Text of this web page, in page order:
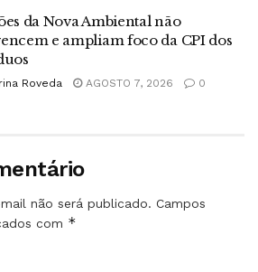
da Nova Ambiental não
e ampliam foco da CPI dos
Roveda AGOSTO 7, 2026 0
não será publicado. Campos
com *